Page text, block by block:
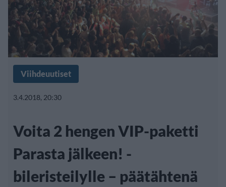
Viihdeuutiset
3.4.2018, 20:30
Voita 2 hengen VIP-paketti
Parasta jälkeen! -
bileristeilylle – päätähtenä